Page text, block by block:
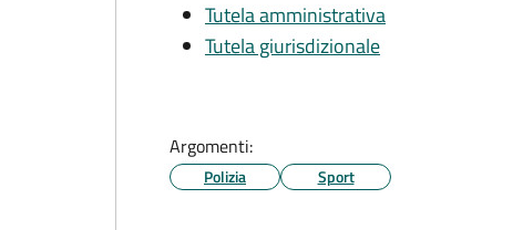
Tutela amministrativa
Tutela giurisdizionale
Argomenti:
Polizia Sport